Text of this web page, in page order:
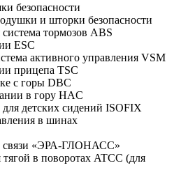
безопасности
и шторки безопасности
тормозов ABS
ESC
активного управления VSM
прицепа TSC
с горы DBC
в гору HAC
детских сидений ISOFIX
в шинах
связи «ЭРА-ГЛОНАСС»
в поворотах ATCC (для